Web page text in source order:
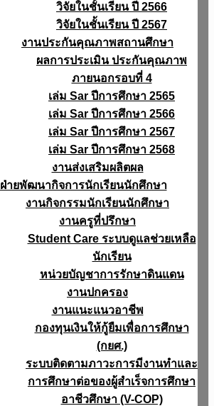
วิจัยในชั้นเรียน ปี 2566
วิจัยในชั้นเรียน ปี 2567
งานประกันคุณภาพสถานศึกษา
ผลการประเมิน ประกันคุณภาพ
ภายนอกรอบที่ 4
เล่ม Sar ปีการศึกษา 2565
เล่ม Sar ปีการศึกษา 2566
เล่ม Sar ปีการศึกษา 2567
เล่ม Sar ปีการศึกษา 2568
งานส่งเสริมผลิตผล
ฝ่ายพัฒนากิจการนักเรียนนักศึกษา
งานกิจกรรมนักเรียนนักศึกษา
งานครูที่ปรึกษา
Student Care ระบบดูแลช่วยเหลือ
นักเรียน
หน่วยบัญชาการรักษาดินแดน
งานปกครอง
งานแนะแนวอาชีพ
กองทุนเงินให้กู้ยืมเพื่อการศึกษา
(กยศ.)
ระบบติดตามภาวะการมีงานทำและ
การศึกษาต่อของผู้สำเร็จการศึกษา
อาชีวศึกษา (V-COP)